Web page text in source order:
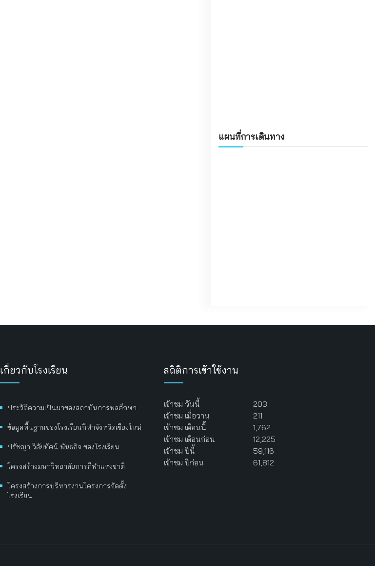
แผนที่การเดินทาง
เกี่ยวกับโรงเรียน
ประวัติความเป็นมาของสถาบันการพลศึกษา
ข้อมูลพื้นฐานของโรงเรียนกีฬาจังหวัดเชียงใหม่
ปรัชญา วิสัยทัศน์ พันธกิจ ของโรงเรียน
โครงสร้างมหาวิทยาลัยการกีฬาแห่งชาติ
โครงสร้างการบริหารงานโครงการจัดตั้ง
โรงเรียน
สถิติการเข้าใช้งาน
เข้าชม วันนี้
203
เข้าชม เมื่อวาน
211
เข้าชม เดือนนี้
1,762
เข้าชม เดือนก่อน
12,225
เข้าชม ปีนี้
59,116
เข้าชม ปีก่อน
61,812